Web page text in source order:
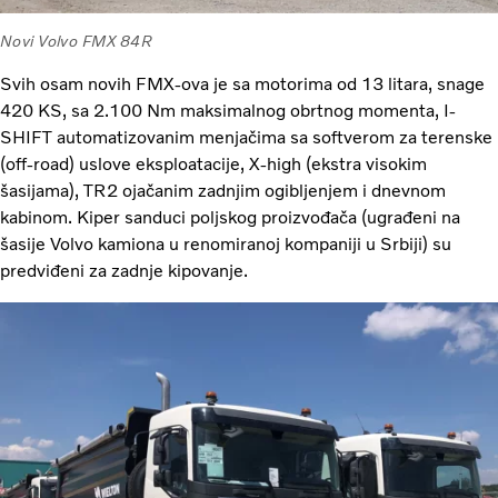
Novi Volvo FMX 84R
Svih osam novih FMX-ova je sa motorima od 13 litara, snage
420 KS, sa 2.100 Nm maksimalnog obrtnog momenta, I-
SHIFT automatizovanim menjačima sa softverom za terenske
(off-road) uslove eksploatacije, X-high (ekstra visokim
šasijama), TR2 ojačanim zadnjim ogibljenjem i dnevnom
kabinom. Kiper sanduci poljskog proizvođača (ugrađeni na
šasije Volvo kamiona u renomiranoj kompaniji u Srbiji) su
predviđeni za zadnje kipovanje.